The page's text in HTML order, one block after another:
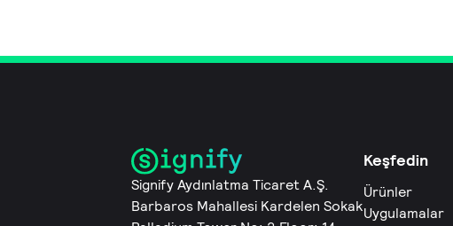
Signify Aydınlatma Ticaret A.Ş.
Barbaros Mahallesi Kardelen Sokak
Keşfedin
Ürünler
Uygulamalar